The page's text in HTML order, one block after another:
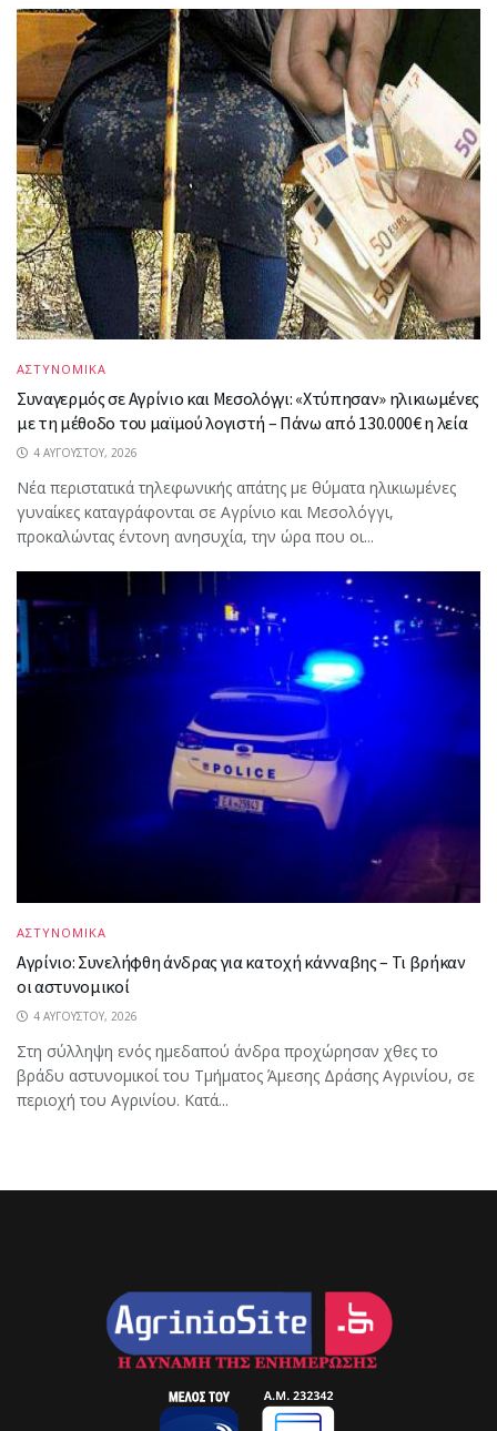
ΑΣΤΥΝΟΜΙΚΑ
Συναγερμός σε Αγρίνιο και Μεσολόγγι: «Χτύπησαν» ηλικιωμένες
με τη μέθοδο του μαϊμού λογιστή – Πάνω από 130.000€ η λεία
4 ΑΥΓΟΎΣΤΟΥ, 2026
Νέα περιστατικά τηλεφωνικής απάτης με θύματα ηλικιωμένες
γυναίκες καταγράφονται σε Αγρίνιο και Μεσολόγγι,
προκαλώντας έντονη ανησυχία, την ώρα που οι...
ΑΣΤΥΝΟΜΙΚΑ
Αγρίνιο: Συνελήφθη άνδρας για κατοχή κάνναβης – Τι βρήκαν
οι αστυνομικοί
4 ΑΥΓΟΎΣΤΟΥ, 2026
Στη σύλληψη ενός ημεδαπού άνδρα προχώρησαν χθες το
βράδυ αστυνομικοί του Τμήματος Άμεσης Δράσης Αγρινίου, σε
περιοχή του Αγρινίου. Κατά...